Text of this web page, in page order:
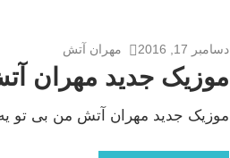
دسامبر 17, 2016 مهران آتش
موزیک جدید مهران
موزیک جدید مهران آتش من بی تو یه